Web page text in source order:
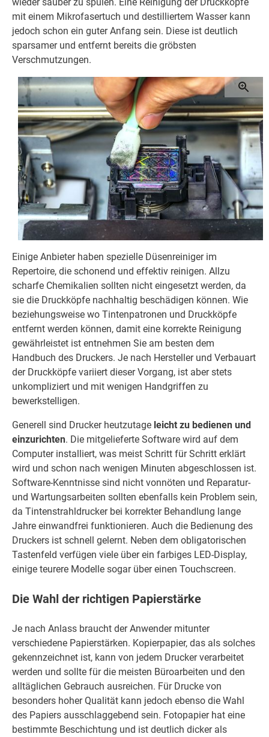
mit einem Mikrofasertuch und destilliertem Wasser kann
jedoch schon ein guter Anfang sein. Diese ist deutlich
sparsamer und entfernt bereits die gröbsten
Verschmutzungen.
Einige Anbieter haben spezielle Düsenreiniger im
Repertoire, die schonend und effektiv reinigen. Allzu
scharfe Chemikalien sollten nicht eingesetzt werden, da
sie die Druckköpfe nachhaltig beschädigen können. Wie
beziehungsweise wo Tintenpatronen und Druckköpfe
entfernt werden können, damit eine korrekte Reinigung
gewährleistet ist entnehmen Sie am besten dem
Handbuch des Druckers. Je nach Hersteller und Verbauart
der Druckköpfe variiert dieser Vorgang, ist aber stets
unkompliziert und mit wenigen Handgriffen zu
bewerkstelligen.
Generell sind Drucker heutzutage leicht zu bedienen und
einzurichten. Die mitgelieferte Software wird auf dem
Computer installiert, was meist Schritt für Schritt erklärt
wird und schon nach wenigen Minuten abgeschlossen ist.
Software-Kenntnisse sind nicht vonnöten und Reparatur-
und Wartungsarbeiten sollten ebenfalls kein Problem sein,
da Tintenstrahldrucker bei korrekter Behandlung lange
Jahre einwandfrei funktionieren. Auch die Bedienung des
Druckers ist schnell gelernt. Neben dem obligatorischen
Tastenfeld verfügen viele über ein farbiges LED-Display,
einige teurere Modelle sogar über einen Touchscreen.
Die Wahl der richtigen Papierstärke
Je nach Anlass braucht der Anwender mitunter
verschiedene Papierstärken. Kopierpapier, das als solches
gekennzeichnet ist, kann von jedem Drucker verarbeitet
werden und sollte für die meisten Büroarbeiten und den
alltäglichen Gebrauch ausreichen. Für Drucke von
besonders hoher Qualität kann jedoch ebenso die Wahl
des Papiers ausschlaggebend sein. Fotopapier hat eine
bestimmte Beschichtung und ist deutlich dicker als